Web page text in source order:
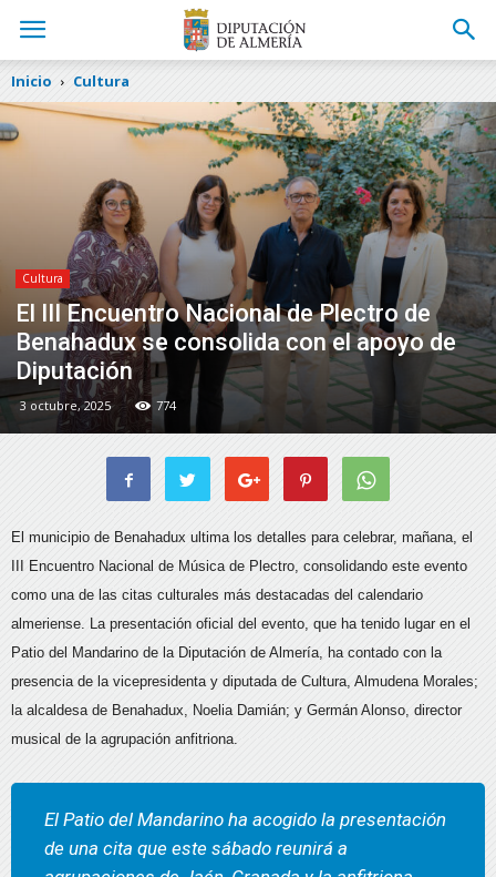
Inicio Cultura
Cultura
El III Encuentro Nacional de Plectro de
Benahadux se consolida con el apoyo de
Diputación
3 octubre, 2025 774
El municipio de Benahadux ultima los detalles para celebrar, mañana, el
III Encuentro Nacional de Música de Plectro, consolidando este evento
como una de las citas culturales más destacadas del calendario
almeriense. La presentación oficial del evento, que ha tenido lugar en el
Patio del Mandarino de la Diputación de Almería, ha contado con la
presencia de la vicepresidenta y diputada de Cultura, Almudena Morales;
la alcaldesa de Benahadux, Noelia Damián; y Germán Alonso, director
musical de la agrupación anfitriona.
El Patio del Mandarino ha acogido la presentación
de una cita que este sábado reunirá a